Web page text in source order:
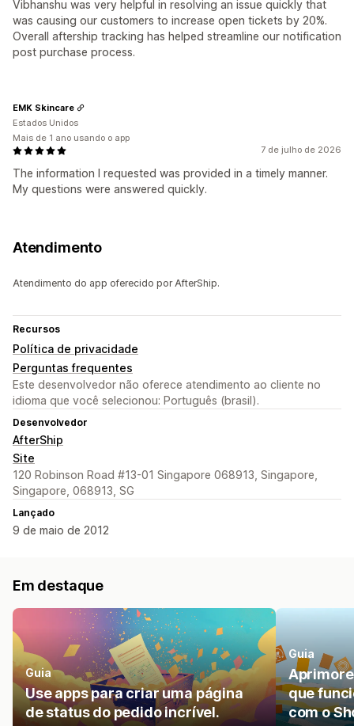
Vibhanshu was very helpful in resolving an issue quickly that
was causing our customers to increase open tickets by 20%.
Overall aftership tracking has helped streamline our notification
post purchase process.
7 de julho de 2026
The information I requested was provided in a timely manner.
My questions were answered quickly.
EMK Skincare
Estados Unidos
Mais de 1 ano usando o app
Atendimento
Atendimento do app oferecido por AfterShip.
Recursos
Política de privacidade
Perguntas frequentes
Este desenvolvedor não oferece atendimento ao cliente no
idioma que você selecionou: Português (brasil).
Desenvolvedor
AfterShip
Site
120 Robinson Road #13-01 Singapore 068913, Singapore,
Singapore, 068913, SG
Lançado
9 de maio de 2012
Em destaque
Guia
Use apps para criar uma página
de status do pedido incrível.
Guia
que
com o